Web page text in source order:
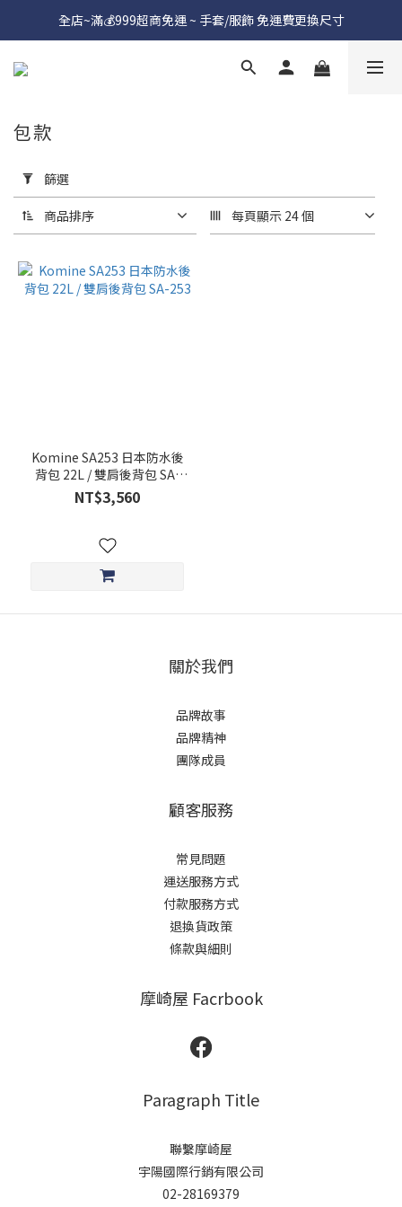
全店~滿💰999超商免運 ~ 手套/服飾 免運費更換尺寸
用
篩
選
(0/20)
價格
(NT$)
包款
篩選
商品排序 每頁顯示 24 個
Komine SA253 日本防水後
背包 22L / 雙肩後背包 SA-
253
NT$3,560
關於我們
品牌故事
品牌精神
團隊成員
顧客服務
常見問題
運送服務方式
付款服務方式
退換貨政策
條款與細則
摩崎屋 Facrbook
Paragraph Title
聯繫摩崎屋
宇陽國際行銷有限公司
02-28169379